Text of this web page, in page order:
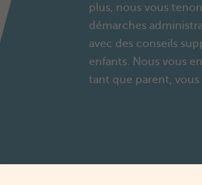
plus, nous vous
démarches
avec des conseils
enfants. Nous vous
tant que parent,